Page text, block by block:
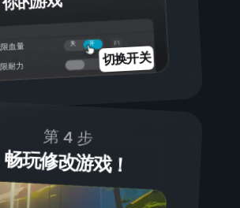
开
关
血量
耐力
切换开关
第 4 步
畅玩修改游戏！